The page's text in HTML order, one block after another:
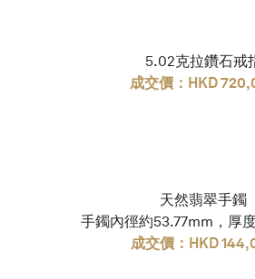
5.02克拉鑽石戒
成交價：HKD
天然翡翠手鐲
手鐲內徑約53.77mm，厚
成交價：HKD